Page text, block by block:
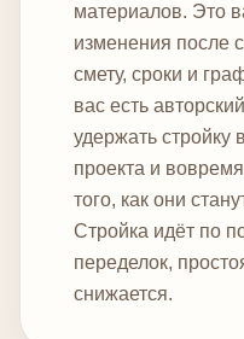
материалов. Это
изменения после
смету, сроки и
вас есть
удержать стройку
проекта и
того, как они
Стройка идёт по
переделок,
снижается.